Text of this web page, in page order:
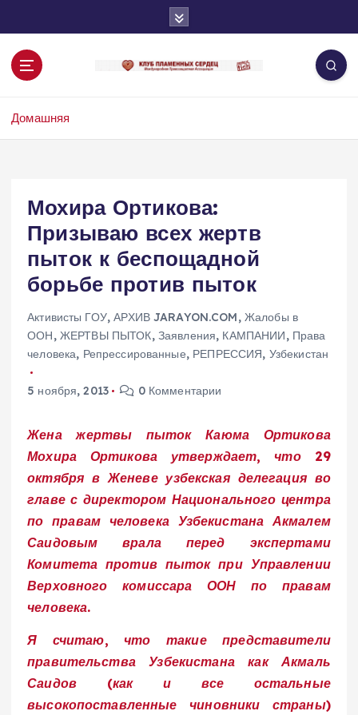
к
Домашняя
Мохира Ортикова:
Призываю всех жертв
пыток к беспощадной
борьбе против пыток
Активисты ГОУ,АРХИВ JARAYON.COM, Жалобы в
ООН, ЖЕРТВЫ ПЫТОК, Заявления, КАМПАНИИ, Права
человека, Репрессированные, РЕПРЕССИЯ, Узбекистан
5 ноября, 2013 0 Комментарии
Жена жертвы пыток Каюма Ортикова
Мохира Ортикова утверждает, что 29
октября в Женеве узбекская делегация во
главе с директором Национального центра
по правам человека Узбекистана Акмалем
Саидовым врала перед экспертами
Комитета против пыток при Управлении
Верховного комиссара ООН по правам
человека.
Я считаю, что такие представители
правительства Узбекистана как Акмаль
Саидов (как и все остальные
высокопоставленные чиновники страны)